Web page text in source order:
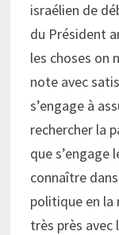
israélien de
du Président
les choses on
note avec
s’engage à
rechercher la
que s’engage
connaître
politique en
très près avec